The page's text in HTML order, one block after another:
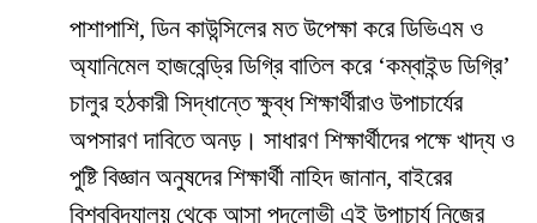
​পাশাপাশি, ডিন কাউন্সিলের মত উপেক্ষা করে ডিভিএম ও
অ্যানিমেল হাজবেন্ড্রি ডিগ্রি বাতিল করে ‘কম্বাইন্ড ডিগ্রি’
চালুর হঠকারী সিদ্ধান্তে ক্ষুব্ধ শিক্ষার্থীরাও উপাচার্যের
অপসারণ দাবিতে অনড়। সাধারণ শিক্ষার্থীদের পক্ষে খাদ্য ও
পুষ্টি বিজ্ঞান অনুষদের শিক্ষার্থী নাহিদ জানান, বাইরের
বিশ্ববিদ্যালয় থেকে আসা পদলোভী এই উপাচার্য নিজের